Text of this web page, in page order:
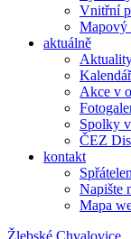
Vnitřní
Mapový
aktuálně
Akce v
Spolky
ČEZ
kontakt
Napište
Mapa
Žlebské Chvalovice